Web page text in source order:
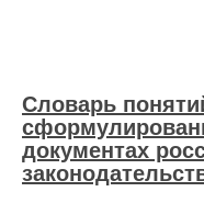
Словарь
документах